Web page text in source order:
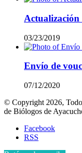
Actualización
03/23/2019
Envío de
07/12/2020
© Copyright 2026,
de Biólogos de
Facebook
RSS